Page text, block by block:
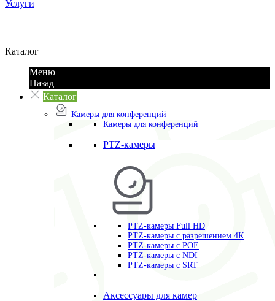
Услуги
Каталог
Меню
Назад
Каталог
Камеры для конференций
Камеры для конференций
PTZ-камеры
PTZ-камеры Full HD
PTZ-камеры с разрешением 4К
PTZ-камеры с POE
PTZ-камеры c NDI
PTZ-камеры с SRT
Аксессуары для камер